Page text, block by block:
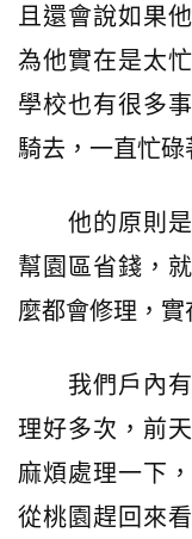
且還會說如果
為他實在是太
學校也有很多
騎去，一直忙碌
他的原則是
幫園區省錢，
麼都會修理，實
我們戶內有
理好多次，前
麻煩處理一下
從桃園趕回來